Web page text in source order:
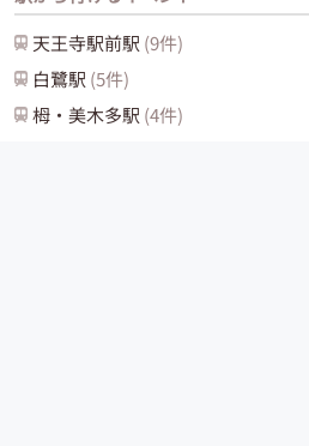
天王寺駅前駅 (9件)
白鷺駅 (5件)
栂・美木多駅 (4件)